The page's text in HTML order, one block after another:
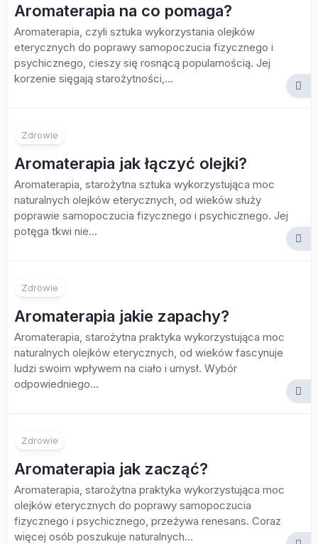
Aromaterapia na co pomaga?
Aromaterapia, czyli sztuka wykorzystania olejków
eterycznych do poprawy samopoczucia fizycznego i
psychicznego, cieszy się rosnącą popularnością. Jej
korzenie sięgają starożytności,...
Zdrowie
Aromaterapia jak łączyć olejki?
Aromaterapia, starożytna sztuka wykorzystująca moc
naturalnych olejków eterycznych, od wieków służy
poprawie samopoczucia fizycznego i psychicznego. Jej
potęga tkwi nie...
Zdrowie
Aromaterapia jakie zapachy?
Aromaterapia, starożytna praktyka wykorzystująca moc
naturalnych olejków eterycznych, od wieków fascynuje
ludzi swoim wpływem na ciało i umysł. Wybór
odpowiedniego...
Zdrowie
Aromaterapia jak zacząć?
Aromaterapia, starożytna praktyka wykorzystująca moc
olejków eterycznych do poprawy samopoczucia
fizycznego i psychicznego, przeżywa renesans. Coraz
więcej osób poszukuje naturalnych...